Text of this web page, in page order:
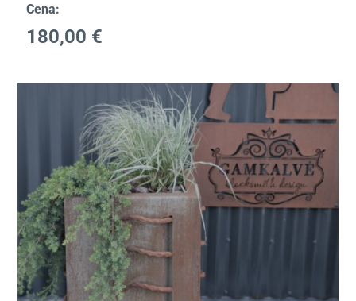
Cena:
180,00 €